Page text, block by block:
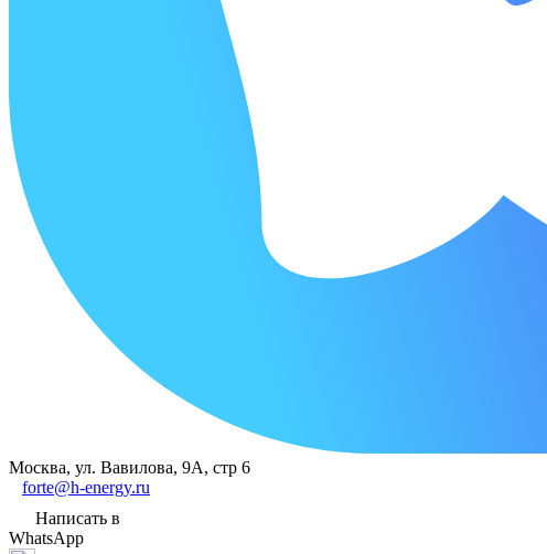
Москва, ул. Вавилова, 9А, стр 6
forte@h-energy.ru
Написать в
WhatsApp